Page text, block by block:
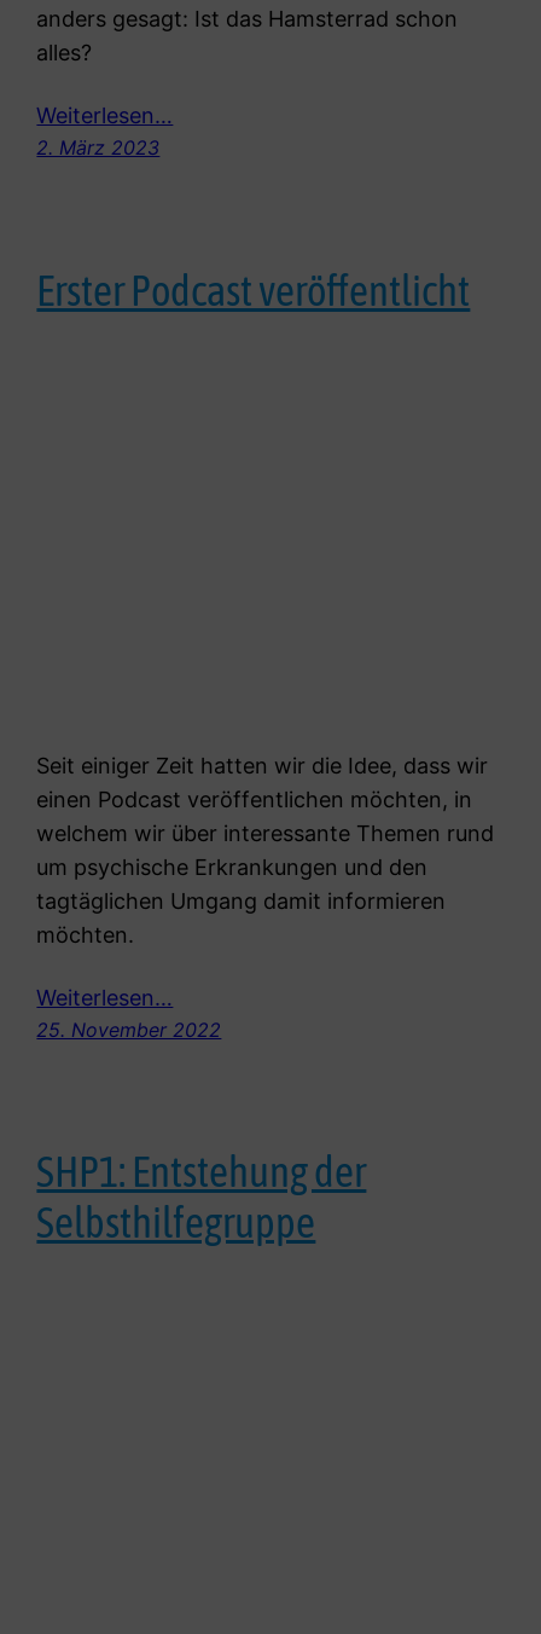
anders gesagt: Ist das Hamsterrad schon
alles?
Weiterlesen…
2. März 2023
Erster Podcast veröffentlicht
Seit einiger Zeit hatten wir die Idee, dass wir
einen Podcast veröffentlichen möchten, in
welchem wir über interessante Themen rund
um psychische Erkrankungen und den
tagtäglichen Umgang damit informieren
möchten.
Weiterlesen…
25. November 2022
SHP1: Entstehung der
Selbsthilfegruppe